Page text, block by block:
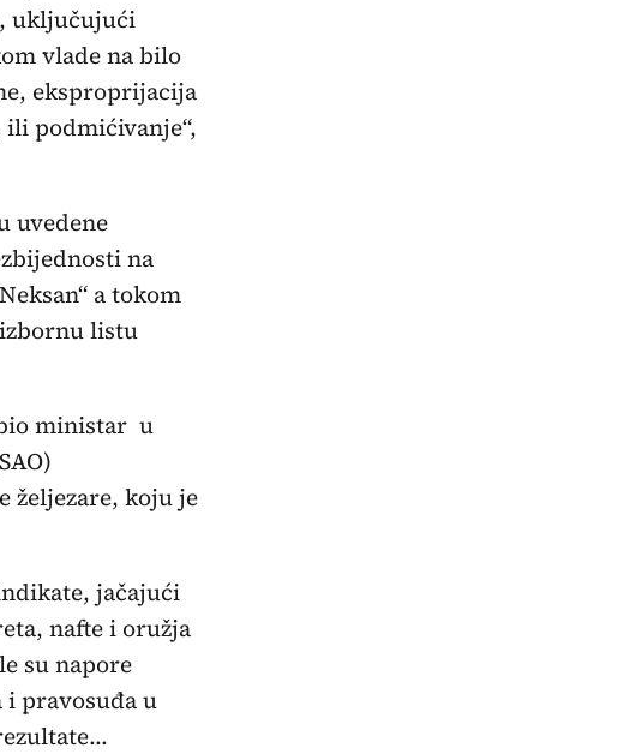
uključujući
vlade na bilo
eksproprijacija
podmićivanje“,
uvedene
na
a tokom
listu
ministar u
željezare, koju je
jačajući
nafte i oružja
su napore
pravosuđa u